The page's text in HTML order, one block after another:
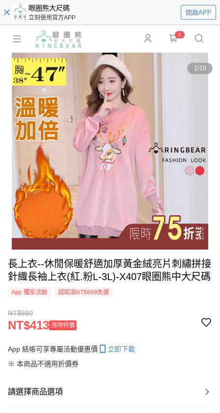
眼圈熊大尺碼
立刻使用官方APP
開啟APP
0
1/10
長上衣--休閒保暖舒適加厚黃金絨亮片刺繡拼接
針織長袖上衣(紅.粉L-3L)-X407眼圈熊中大尺碼
App 獨享活動 超取滿NT$699免運
NT$550
NT$413 限時特價
App 結帳可享專屬活動優惠價
立即下載
※ 本商品不適用折價券
請選擇商品選項